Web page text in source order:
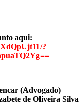
aqui:
?
(Advogado)
de Oliveira Silva